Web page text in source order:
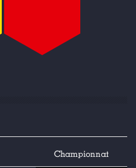
Championnat